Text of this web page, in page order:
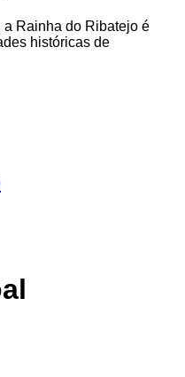
a Rainha do Ribatejo é
históricas de